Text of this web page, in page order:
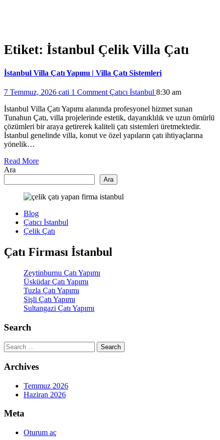
Etiket: İstanbul Çelik Villa Çatı
İstanbul Villa Çatı Yapımı | Villa Çatı Sistemleri
7 Temmuz, 2026 cati 1 Comment Çatıcı İstanbul 8:30 am
İstanbul Villa Çatı Yapımı alanında profesyonel hizmet sunan
Tunahun Çatı, villa projelerinde estetik, dayanıklılık ve uzun ömürlü
çözümleri bir araya getirerek kaliteli çatı sistemleri üretmektedir.
İstanbul genelinde villa, konut ve özel yapıların çatı ihtiyaçlarına
yönelik…
Read More
Ara
Ara
Blog
Çatıcı İstanbul
Çelik Çatı
Çatı Firması İstanbul
Zeytinburnu Çatı Yapımı
Üsküdar Çatı Yapımı
Tuzla Çatı Yapımı
Şişli Çatı Yapımı
Sultangazi Çatı Yapımı
Search
Search
Archives
Temmuz 2026
Haziran 2026
Meta
Oturum aç